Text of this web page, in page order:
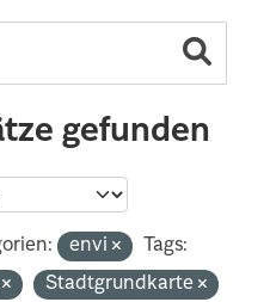
gefunden
envi
Tags:
Stadtgrundkarte